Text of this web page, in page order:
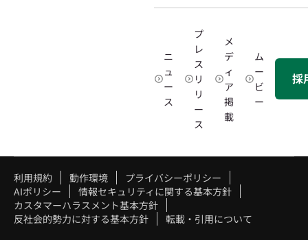
ニ
ュ
ー
ス
プ
レ
ス
リ
リ
ー
ス
メ
デ
ィ
ア
掲
載
ム
ー
ビ
ー
採
利用規約 動作環境
プライバシーポリシー
AIポリシー
情報セキュリティに関する基本方針
カスタマーハラスメント基本方針
反社会的勢力に対する基本方針
転載・引用について